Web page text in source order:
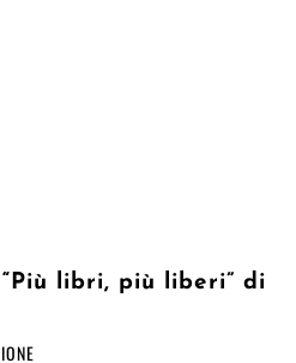
libri, più liberi” di